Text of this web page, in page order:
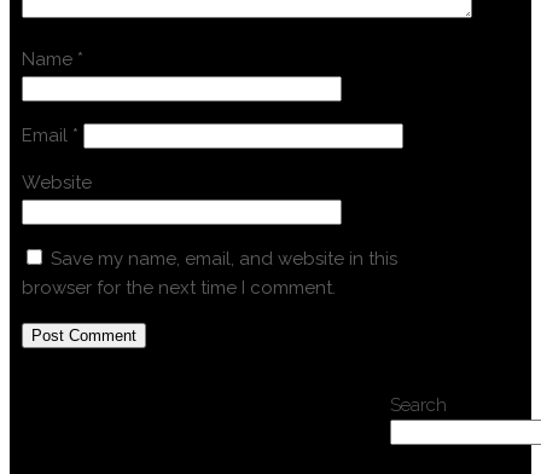
Name *
Email *
Website
Save my name, email, and website in this
browser for the next time I comment.
Search